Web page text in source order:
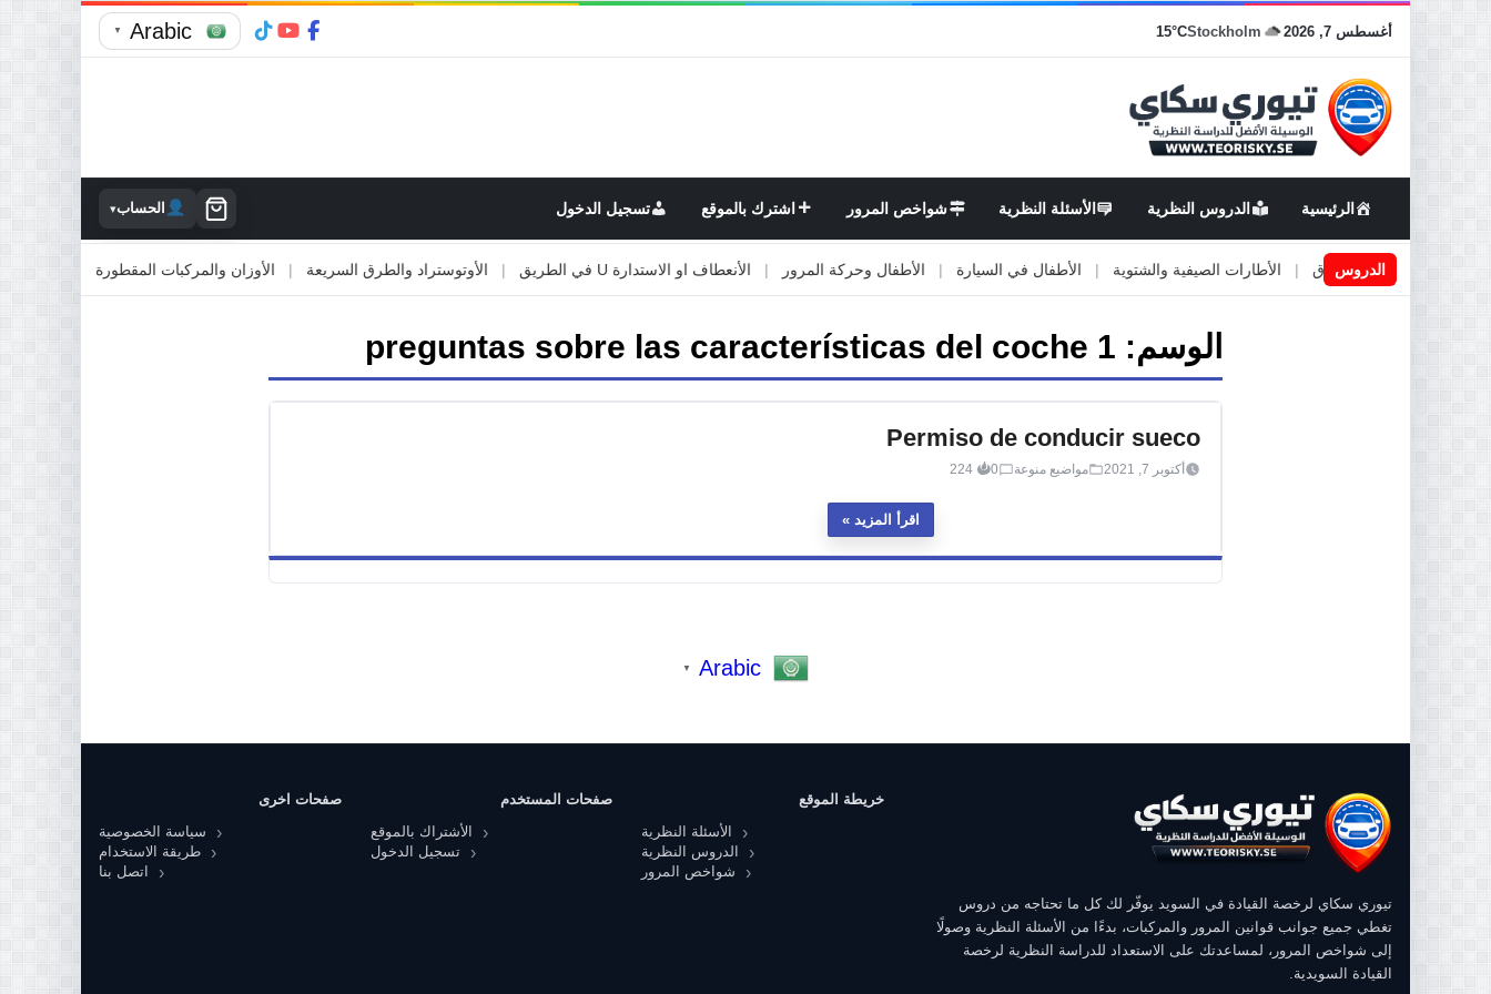
أغسطس 7, 2026 Stockholm
15°C
Arabic
▼
الرئيسية الدروس النظرية الأسئلة النظرية شواخص المرور اشترك بالموقع تسجيل الدخول الحساب▾
الدروس
اعمال او صيانة الطرق الأطارات الصيفية والشتوية | الأطفال في السيارة | الأطفال وحركة المرور | الأنعطاف او الاستدارة U في الطريق | الأوتوستراد والطرق السريعة | الأوزان والمركبات المقطورة |
الوسم: preguntas sobre las características del coche 1
Permiso de conducir sueco
أكتوبر 7, 2021 مواضيع منوعة 0
224
اقرأ المزيد
Arabic
▼
تيوري سكاي لرخصة القيادة في السويد يوفّر لك كل ما تحتاجه من دروس
تغطي جميع جوانب قوانين المرور والمركبات، بدءًا من الأسئلة النظرية وصولًا
إلى شواخص المرور، لمساعدتك على الاستعداد للدراسة النظرية لرخصة
القيادة السويدية.
خريطة الموقع
الأسئلة النظرية
الدروس النظرية
شواخص المرور
صفحات المستخدم
الأشتراك بالموقع
تسجيل الدخول
صفحات اخرى
سياسة الخصوصية
طريقة الاستخدام
اتصل بنا